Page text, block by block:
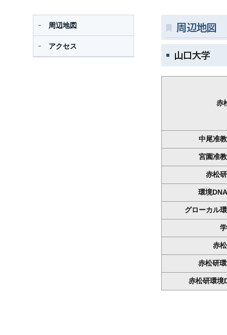
周辺地図
アクセス
周辺地図
山口大学
赤
中尾准
宮園准
赤松
環境
グローカル
赤
赤松研
赤松研環境